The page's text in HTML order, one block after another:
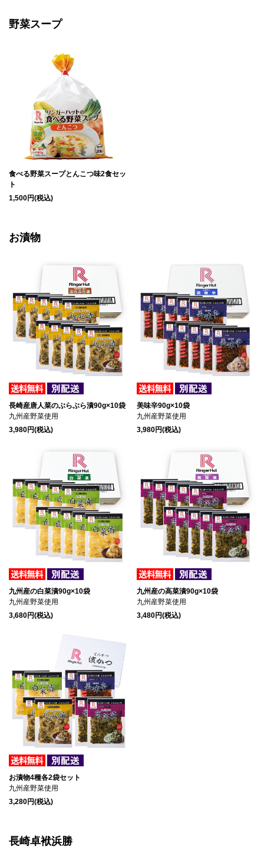
野菜スープ
食べる野菜スープとんこつ味2食セッ
ト
1,500円(税込)
お漬物
長崎産唐人菜のぶらぶら漬90g×10袋
九州産野菜使用
3,980円(税込)
美味辛90g×10袋
九州産野菜使用
3,980円(税込)
九州産の白菜漬90g×10袋
九州産野菜使用
3,680円(税込)
九州産の高菜漬90g×10袋
九州産野菜使用
3,480円(税込)
お漬物4種各2袋セット
九州産野菜使用
3,280円(税込)
長崎卓袱浜勝